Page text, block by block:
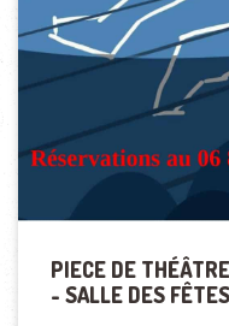
PIECE DE
- SALLE DES FÊTES